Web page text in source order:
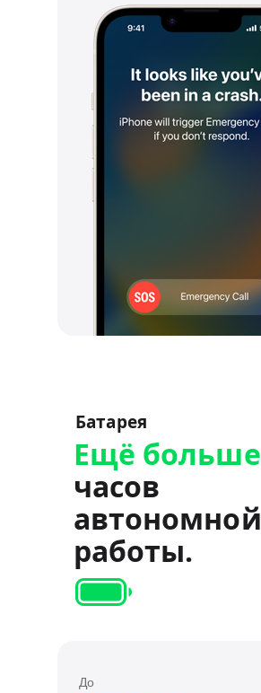
Батарея
Ещё больше
часов
автономной
работы.
До